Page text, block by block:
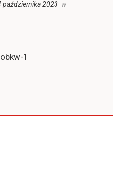
października 2023 w
1